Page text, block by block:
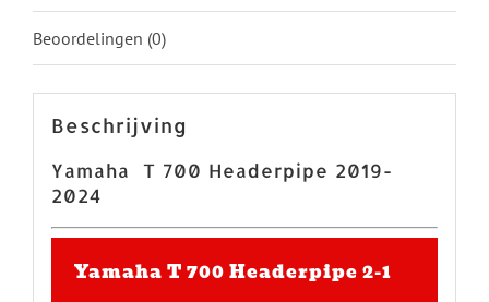
Beoordelingen (0)
Beschrijving
Yamaha T 700 Headerpipe 2019-
2024
Yamaha T 700 Headerpipe 2-1